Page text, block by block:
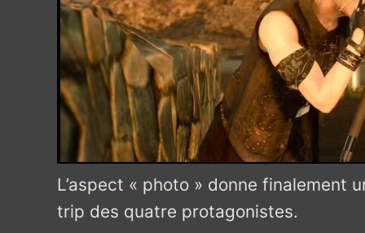
L’aspect « photo » donne finalement
trip des quatre protagonistes.